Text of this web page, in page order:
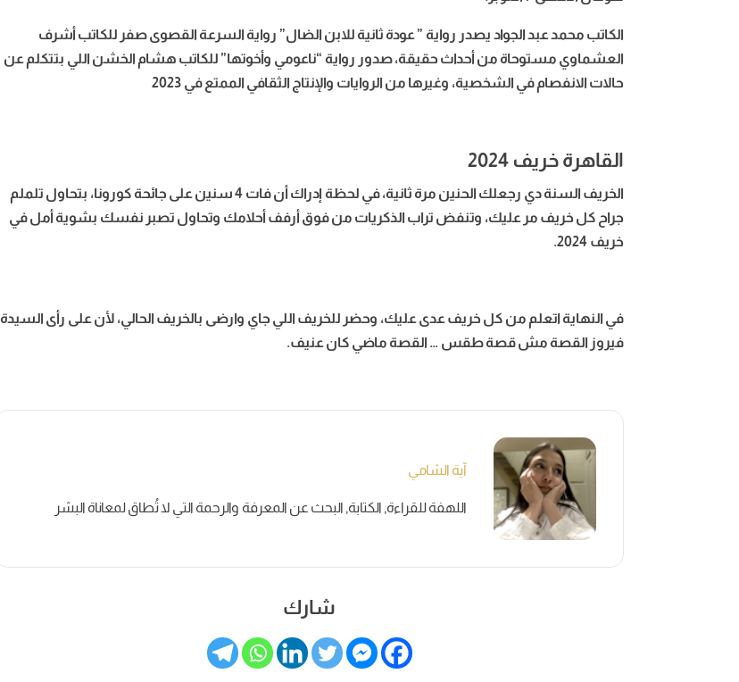
الكاتب محمد عبد الجواد يصدر رواية ” عودة ثانية للابن الضال” رواية السرعة القصوى صفر للكاتب أشرف
العشماوي مستوحاة من أحداث حقيقة، صدور رواية “ناعومي وأخوتها” للكاتب هشام الخشن اللي بتتكلم عن
حالات الانفصام في الشخصية، وغيرها من الروايات والإنتاج الثقافي الممتع في 2023
القاهرة خريف 2024
الخريف السنة دي رجعلك الحنين مرة ثانية، في لحظة إدراك أن فات 4 سنين على جائحة كورونا، بتحاول تلملم
جراح كل خريف مر عليك، وتنفض تراب الذكريات من فوق أرفف أحلامك وتحاول تصبر نفسك بشوية أمل في
خريف 2024.
في النهاية اتعلم من كل خريف عدى عليك، وحضر للخريف اللي جاي وارضى بالخريف الحالي، لأن على رأى السيدة
فيروز القصة مش قصة طقس … القصة ماضي كان عنيف.
آية الشامي
اللهفة للقراءة, الكتابة, البحث عن المعرفة والرحمة التي لا تُطاق لمعاناة البشر
شارك